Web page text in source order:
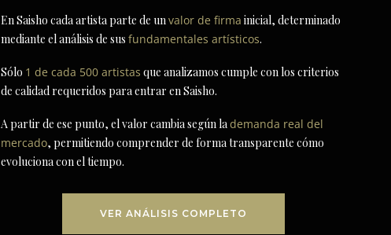
En Saisho cada artista parte de unvalor de firma inicial, determinado
mediante el análisis de susfundamentales artísticos.
Sólo 1 de cada 500 artistas que analizamos cumple con los criterios
de calidad requeridos para entrar en Saisho.
A partir de ese punto, el valor cambia según lademanda real del
mercado, permitiendo comprender de forma transparente cómo
evoluciona con el tiempo.
VER ANÁLISIS COMPLETO